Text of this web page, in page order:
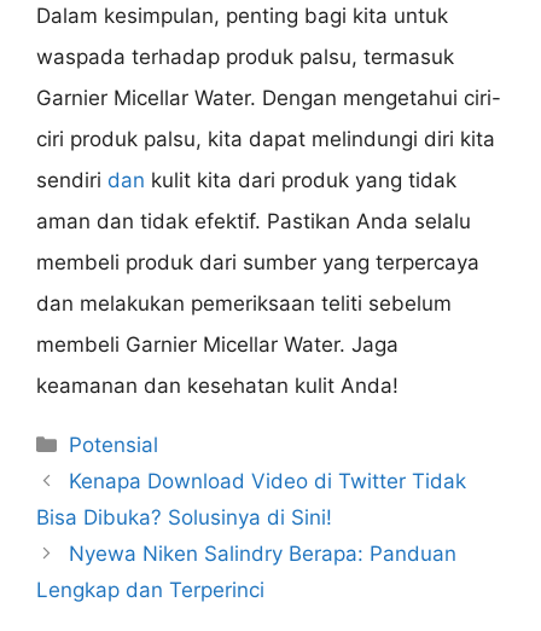
Dalam kesimpulan, penting bagi kita untuk
waspada terhadap produk palsu, termasuk
Garnier Micellar Water. Dengan mengetahui ciri-
ciri produk palsu, kita dapat melindungi diri kita
sendiri dan kulit kita dari produk yang tidak
aman dan tidak efektif. Pastikan Anda selalu
membeli produk dari sumber yang terpercaya
dan melakukan pemeriksaan teliti sebelum
membeli Garnier Micellar Water. Jaga
keamanan dan kesehatan kulit Anda!
Categories
Potensial
Kenapa Download Video di Twitter Tidak
Bisa Dibuka? Solusinya di Sini!
Nyewa Niken Salindry Berapa: Panduan
Lengkap dan Terperinci